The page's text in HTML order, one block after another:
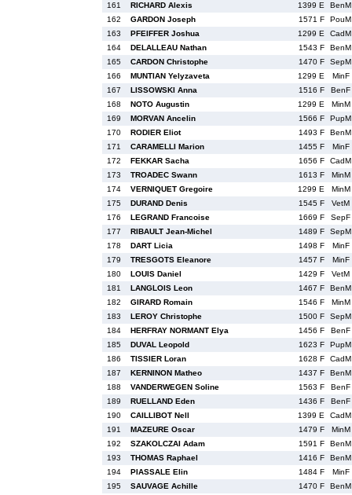
161
RICHARD Alexis 1399 E
BenM
162
GARDON Joseph 1571 F
PouM
163
PFEIFFER Joshua 1299 E
CadM
164
DELALLEAU Nathan 1543 F
BenM
165
CARDON Christophe 1470 F
SepM
166
MUNTIAN Yelyzaveta 1299 E
MinF
167
LISSOWSKI Anna 1516 F
BenF
168
NOTO Augustin 1299 E
MinM
169
MORVAN Ancelin 1566 F
PupM
170
RODIER Eliot 1493 F
BenM
171
CARAMELLI Marion 1455 F
MinF
172
FEKKAR Sacha 1656 F
CadM
173
TROADEC Swann 1613 F
MinM
174
VERNIQUET Gregoire 1299 E
MinM
175
DURAND Denis 1545 F
VetM
176
LEGRAND Francoise 1669 F
SepF
177
RIBAULT Jean-Michel 1489 F
SepM
178
DART Licia 1498 F
MinF
179
TRESGOTS Eleanore 1457 F
MinF
180
LOUIS Daniel 1429 F
VetM
181
LANGLOIS Leon 1467 F
BenM
182
GIRARD Romain 1546 F
MinM
183
LEROY Christophe 1500 F
SepM
184
HERFRAY NORMANT Elya 1456 F
BenF
185
DUVAL Leopold 1623 F
PupM
186
TISSIER Loran 1628 F
CadM
187
KERNINON Matheo 1437 F
BenM
188
VANDERWEGEN Soline 1563 F
BenF
189
RUELLAND Eden 1436 F
BenF
190
CAILLIBOT Nell 1399 E
CadM
191
MAZEURE Oscar 1479 F
MinM
192
SZAKOLCZAI Adam 1591 F
BenM
193
THOMAS Raphael 1416 F
BenM
194
PIASSALE Elin 1484 F
MinF
195
SAUVAGE Achille 1470 F
BenM